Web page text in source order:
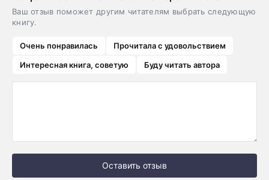
Ваш отзыв поможет другим читателям выбрать следующую
книгу.
Очень понравилась
Прочитала с удовольствием
Интересная книга, советую
Буду читать автора
Оставить отзыв